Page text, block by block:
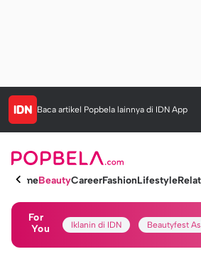
Baca artikel Popbela lainnya di IDN App
HomeBeautyCareerFashionLifestyle
For
You
Iklanin di IDN Beautyfest